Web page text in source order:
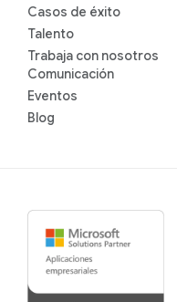
Casos de éxito
Talento
Trabaja con nosotros
Comunicación
Eventos
Blog